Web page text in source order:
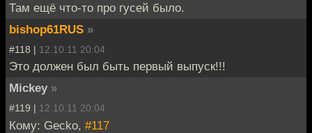
Там ещё что-то про гусей было.
bishop61RUS »
#118 | 12.10.11 20:04
Это должен был быть первый выпуск!!!
Mickey »
#119 | 12.10.11 20:04
Кому: Gecko, #117